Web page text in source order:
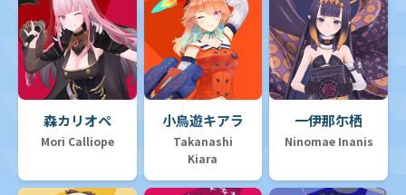
森カリオペ
Mori Calliope
小鳥遊キアラ
Takanashi
Kiara
一伊那尓栖
Ninomae Inanis